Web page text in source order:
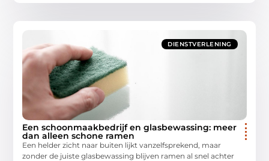
DIENSTVERLENING
Een schoonmaakbedrijf en glasbewassing: meer
dan alleen schone ramen
Een helder zicht naar buiten lijkt vanzelfsprekend, maar
zonder de juiste glasbewassing blijven ramen al snel achter